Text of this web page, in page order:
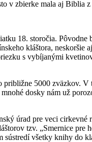
v zbierke mala aj
18. storočia. Pôvodne
kláštora,
s vybíjanými
5000 zväzkov. V
dosky nám už
úrad pre veci
tzv. „Smernice pre
všetky knihy do